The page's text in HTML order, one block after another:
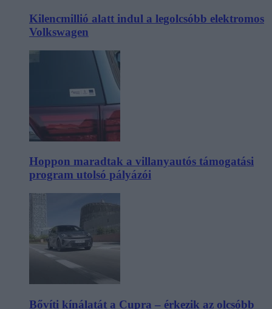
Kilencmillió alatt indul a legolcsóbb elektromos
Volkswagen
Hoppon maradtak a villanyautós támogatási
program utolsó pályázói
Bővíti kínálatát a Cupra – érkezik az olcsóbb